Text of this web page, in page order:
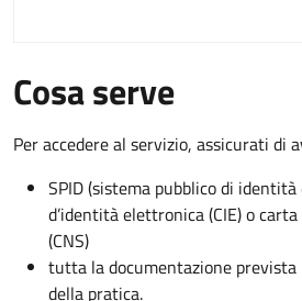
Cosa serve
Per accedere al servizio, assicurati di
SPID (sistema pubblico di
d’identità elettronica (CIE) o
(CNS)
tutta la documentazione prevista
della pratica.